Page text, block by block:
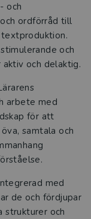
skapa
i
i
och
ordförråd till
och
och delaktig.
arbete med
för att
samtala och
med
de och fördjupar
strukturer och